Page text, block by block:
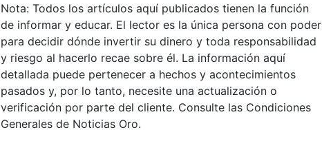
Nota: Todos los artículos aquí publicados tienen la función
de informar y educar. El lector es la única persona con poder
para decidir dónde invertir su dinero y toda responsabilidad
y riesgo al hacerlo recae sobre él. La información aquí
detallada puede pertenecer a hechos y acontecimientos
pasados y, por lo tanto, necesite una actualización o
verificación por parte del cliente. Consulte las Condiciones
Generales de Noticias Oro.